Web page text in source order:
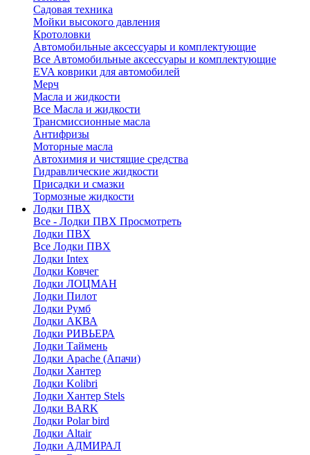
Садовая техника
Мойки высокого давления
Кротоловки
Автомобильные аксессуары и комплектующие
Все Автомобильные аксессуары и комплектующие
EVA коврики для автомобилей
Мерч
Масла и жидкости
Все Масла и жидкости
Трансмиссионные масла
Антифризы
Моторные масла
Автохимия и чистящие средства
Гидравлические жидкости
Присадки и смазки
Тормозные жидкости
Лодки ПВХ
Все - Лодки ПВХ Просмотреть
Лодки ПВХ
Все Лодки ПВХ
Лодки Intex
Лодки Ковчег
Лодки ЛОЦМАН
Лодки Пилот
Лодки Румб
Лодки АКВА
Лодки РИВЬЕРА
Лодки Таймень
Лодки Apache (Апачи)
Лодки Хантер
Лодки Kolibri
Лодки Хантер Stels
Лодки BARK
Лодки Polar bird
Лодки Altair
Лодки АДМИРАЛ